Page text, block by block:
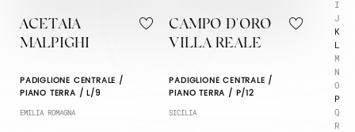
I
J
K
L
M
N
O
P
Q
R
ACETAIA
MALPIGHI
PADIGLIONE CENTRALE /
PIANO TERRA / L/9
EMILIA ROMAGNA
CAMPO D'ORO
VILLA REALE
PADIGLIONE CENTRALE /
PIANO TERRA / P/12
SICILIA